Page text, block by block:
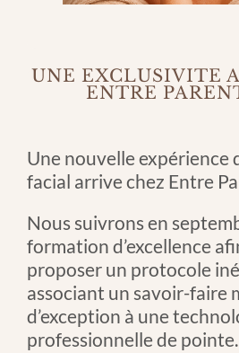
Bon Cadeau-
UNE EXCLUSIVITÉ
ENTRE
Une nouvelle expérience
facial arrive chez Entre
Nous suivrons en
formation d’excellence
proposer un protocole
associant un savoir-faire
d’exception à une
professionnelle de pointe.